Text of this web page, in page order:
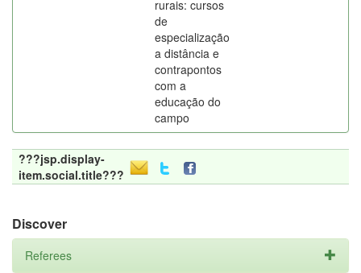
rurais: cursos
de
especialização
a distância e
contrapontos
com a
educação do
campo
???jsp.display-
item.social.title???
Discover
Referees